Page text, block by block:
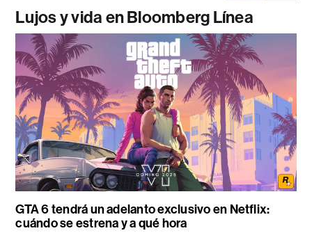
Lujos y vida en Bloomberg Línea
GTA 6 tendrá un adelanto exclusivo en Netflix:
cuándo se estrena y a qué hora